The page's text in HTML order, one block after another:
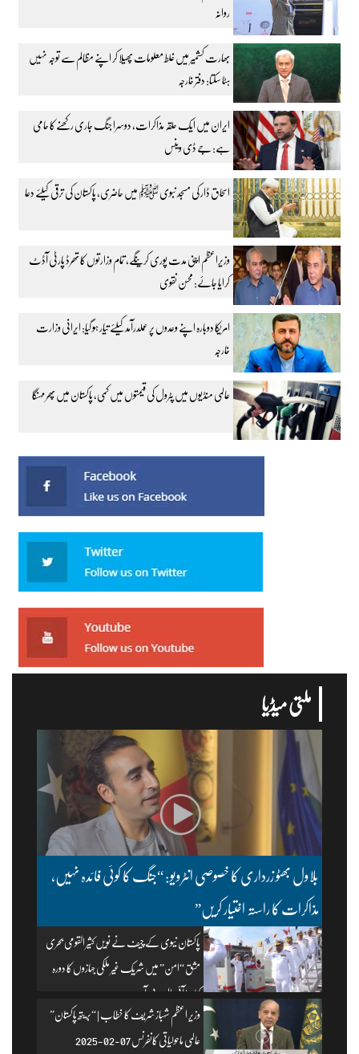
روانہ
بھارت کشمیر میں غلط معلومات پھیلا کر اپنے مظالم سے توجہ نہیں
ہٹا سکتا: دفتر خارجہ
ایران میں ایک حلقہ مذاکرات، دوسرا جنگ جاری رکھنے کا حامی
ہے: جے ڈی وینس
اسحاق ڈار کی مسجد نبوی ﷺ میں حاضری، پاکستان کی ترقی کیلئے دعا
وزیراعظم اپنی مدت پوری کرینگے، تمام وزارتوں کا تھرڈ پارٹی آڈٹ
کرایا جائے: محسن نقوی
امریکا دوبارہ اپنے وعدوں پر عملدرآمد کیلئے تیار ہو گیا: ایرانی وزارت
خارجہ
عالمی منڈیوں میں پٹرول کی قیمتوں میں کمی، پاکستان میں پھر مہنگا
ملتی میڈیا
بلاول بھٹو زرداری کا خصوصی انٹرویو: “جنگ کا کوئی فائدہ نہیں،
مذاکرات کا راستہ اختیار کریں”
پاکستان نیوی کے چیف نے نویں کثیر القومی بحری
مشق “امن” میں شریک غیر ملکی جہازوں کا دورہ
کیا۔ | آئی ایس پی آر
وزیرِ اعظم شہباز شریف کا خطاب | “بریتھ پاکستان”
عالمی ماحولیاتی کانفرنس 07-02-2025